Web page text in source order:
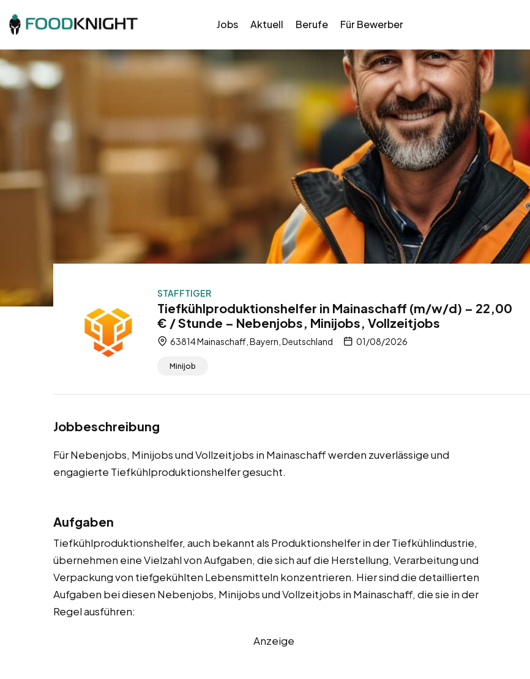
Jobs Aktuell Berufe Für Bewerber
STAFFTIGER
Tiefkühlproduktionshelfer in Mainaschaff (m/w/d) – 22,00
€ / Stunde – Nebenjobs, Minijobs, Vollzeitjobs
63814 Mainaschaff, Bayern, Deutschland 01/08/2026
Minijob
Jobbeschreibung
Für Nebenjobs, Minijobs und Vollzeitjobs in Mainaschaff werden zuverlässige und
engagierte Tiefkühlproduktionshelfer gesucht.
Aufgaben
Tiefkühlproduktionshelfer, auch bekannt als Produktionshelfer in der Tiefkühlindustrie,
übernehmen eine Vielzahl von Aufgaben, die sich auf die Herstellung, Verarbeitung und
Verpackung von tiefgekühlten Lebensmitteln konzentrieren. Hier sind die detaillierten
Aufgaben bei diesen Nebenjobs, Minijobs und Vollzeitjobs in Mainaschaff, die sie in der
Regel ausführen:
Anzeige